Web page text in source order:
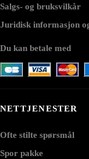
Salgs- og bruksvilkår
Juridisk informasjon
Du kan betale med
NETTJENESTER
Ofte stilte spørsmål
Spor pakke